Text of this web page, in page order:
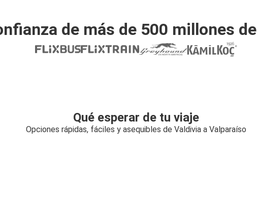
de más de 500 millones
Qué esperar de tu viaje
Opciones rápidas, fáciles y asequibles de Valdivia a Valparaíso